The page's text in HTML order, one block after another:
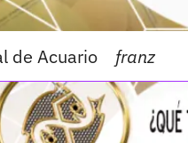
de Acuario franz